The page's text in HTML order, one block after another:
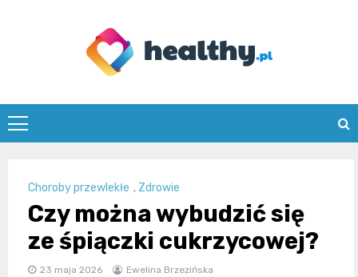
healthy.pl
Choroby przewlekłe , Zdrowie
Czy można wybudzić się
ze śpiączki cukrzycowej?
23 maja 2026 Ewelina Brzezińska